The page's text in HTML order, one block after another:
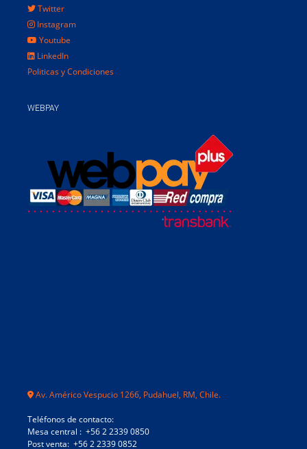
Twitter
Instagram
Youtube
LinkedIn
Politicas y Condiciones
WEBPAY
Av. Américo Vespucio 1266, Pudahuel, RM, Chile.
Teléfonos de contacto:
Mesa central : +56 2 2339 0850
Post venta: +56 2 2339 0852